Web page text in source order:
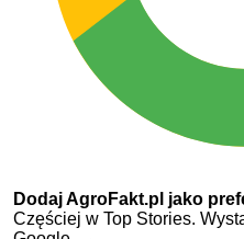
Dodaj AgroFakt.pl jako
Częściej w Top Stories.